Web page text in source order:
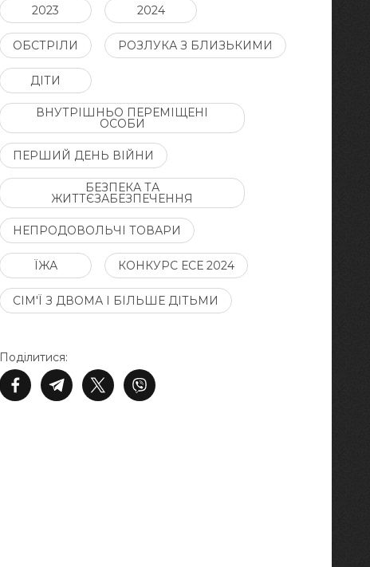
Поділитися:
2023 2024
ОБСТРІЛИ РОЗЛУКА З БЛИЗЬКИМИ
ДІТИ
ВНУТРІШНЬО ПЕРЕМІЩЕНІ
ОСОБИ
ПЕРШИЙ ДЕНЬ ВІЙНИ
БЕЗПЕКА ТА
ЖИТТЄЗАБЕЗПЕЧЕННЯ
НЕПРОДОВОЛЬЧІ ТОВАРИ
ЇЖА КОНКУРС ЕСЕ 2024
СІМ'Ї З ДВОМА І БІЛЬШЕ ДІТЬМИ